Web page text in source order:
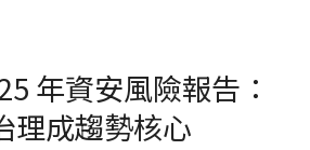
年資安風險報告：
理成趨勢核心